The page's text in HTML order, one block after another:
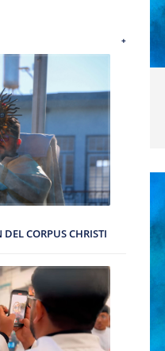
+
CORPUS CHRISTI